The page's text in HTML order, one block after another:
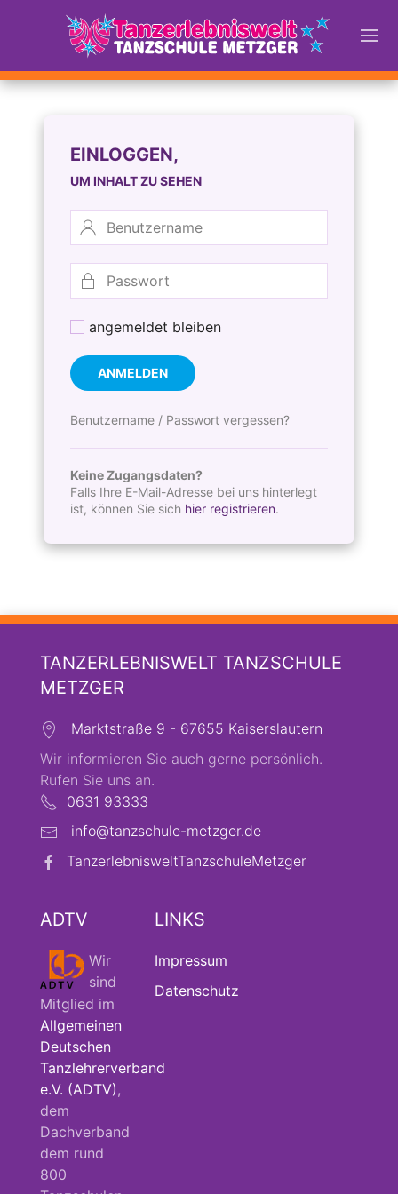
EINLOGGEN,
UM INHALT ZU SEHEN
angemeldet bleiben
ANMELDEN
Benutzername / Passwort vergessen?
Keine Zugangsdaten?
Falls Ihre E-Mail-Adresse bei uns hinterlegt
ist, können Sie sich hier registrieren.
TANZERLEBNISWELT TANZSCHULE
METZGER
Marktstraße 9 - 67655 Kaiserslautern
Wir informieren Sie auch gerne persönlich.
Rufen Sie uns an.
0631 93333
info@tanzschule-metzger.de
TanzerlebnisweltTanzschuleMetzger
ADTV
Wir
sind
Mitglied im
Allgemeinen
Deutschen
Tanzlehrerverband
e.V. (ADTV) ,
dem
Dachverband
dem rund
800
LINKS
Impressum
Datenschutz